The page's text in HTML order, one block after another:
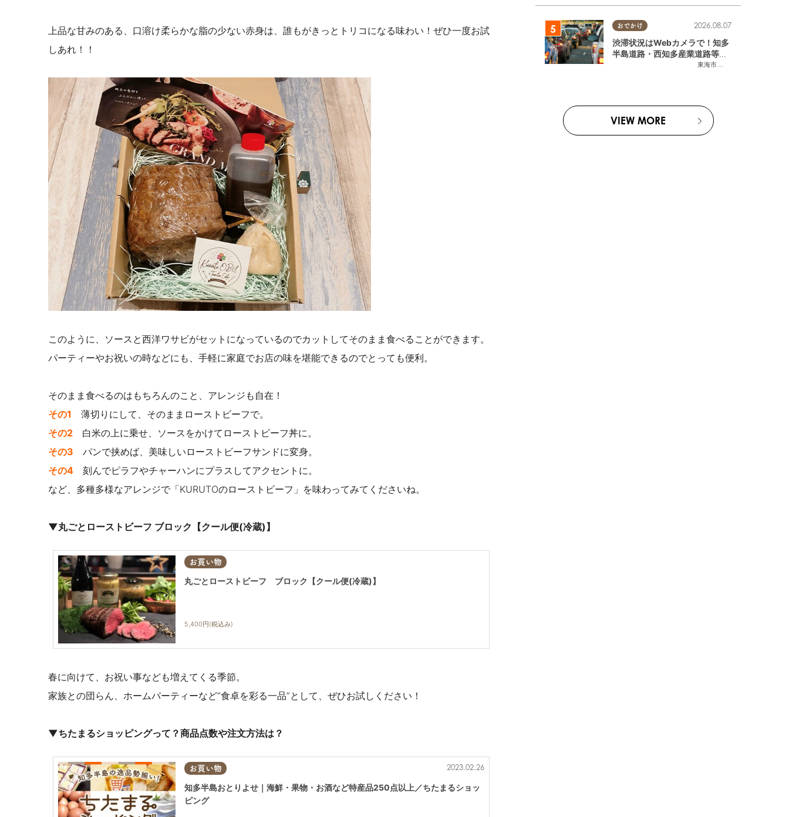
上品な甘みのある、口溶け柔らかな脂の少ない赤身は、誰もがきっとトリコになる味わい！ぜひ一度お試
しあれ！！
このように、ソースと西洋ワサビがセットになっているのでカットしてそのまま食べることができます。
パーティーやお祝いの時などにも、手軽に家庭でお店の味を堪能できるのでとっても便利。
そのまま食べるのはもちろんのこと、アレンジも自在！
その1 薄切りにして、そのままローストビーフで。
その2 白米の上に乗せ、ソースをかけてローストビーフ丼に。
その3
パンで挟めば、美味しいローストビーフサンドに変身。
その4 刻んでピラフやチャーハンにプラスしてアクセントに。
など、多種多様なアレンジで「KURUTOのローストビーフ」を味わってみてくださいね。
▼丸ごとローストビーフ ブロック【クール便(冷蔵)】
お買い物
丸ごとローストビーフ ブロック【クール便(冷蔵)】
5,400円(税込み)
春に向けて、お祝い事なども増えてくる季節。
家族との団らん、ホームパーティーなど“食卓を彩る一品”として、ぜひお試しください！
▼ちたまるショッピングって？商品点数や注文方法は？
お買い物 2023.02.26
知多半島おとりよせ｜海鮮・果物・お酒など特産品250点以上／ちたまるショッ
ピング
おでかけ
東海市
,大府市
2026.08.07
渋滞状況はWebカメラで！知多
半島道路・西知多産業道路等の
VIEW MORE